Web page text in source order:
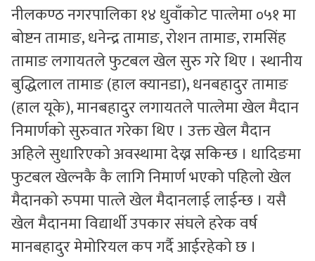
नीलकण्ठ नगरपालिका १४ धुवाँकोट पात्लेमा ०५१ मा
बोष्टन तामाङ, धनेन्द्र तामाङ, रोशन तामाङ, रामसिंह
तामाङ लगायतले फुटबल खेल सुरु गरे थिए । स्थानीय
बुद्धिलाल तामाङ (हाल क्यानडा), धनबहादुर तामाङ
(हाल यूके), मानबहादुर लगायतले पात्लेमा खेल मैदान
निमार्णको सुरुवात गरेका थिए । उक्त खेल मैदान
अहिले सुधारिएको अवस्थामा देख्न सकिन्छ । धादिङमा
फुटबल खेल्नकै कै लागि निमार्ण भएको पहिलो खेल
मैदानको रुपमा पात्ले खेल मैदानलाई लाईन्छ । यसै
खेल मैदानमा विद्यार्थी उपकार संघले हरेक वर्ष
मानबहादुर मेमोरियल कप गर्दै आईरहेको छ ।